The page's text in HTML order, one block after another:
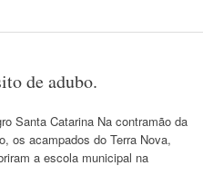
de adubo.
Santa Catarina Na contramão da
os acampados do Terra Nova,
a escola municipal na